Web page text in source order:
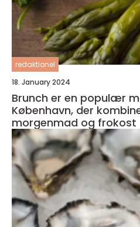
redaktionel
18. January 2024
Brunch er en populær
København, der
morgenmad og frokost